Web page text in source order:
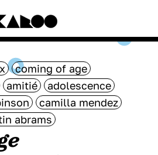
coming of age
amitié
adolescence
camilla mendez
abrams